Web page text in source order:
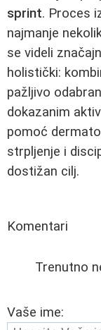
sprint. Proces
najmanje
se videli
holistički:
pažljivo
dokazanim
pomoć
strpljenje i
dostižan cilj.
Komentari
Trenutno
Vaše ime: